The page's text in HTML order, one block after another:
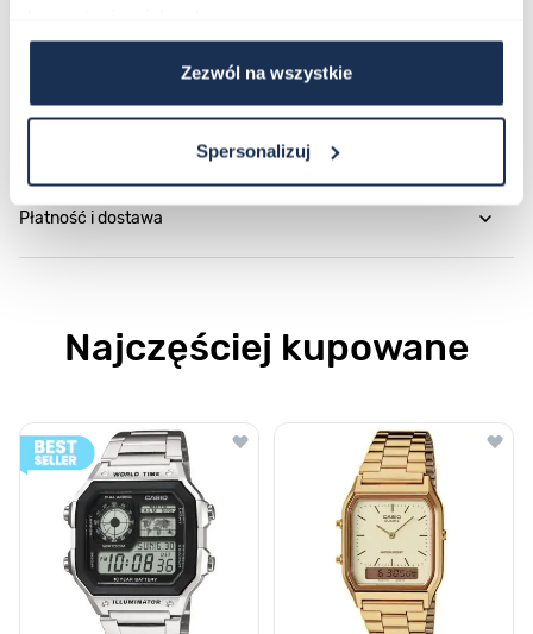
Zezwól na wszystkie
Spersonalizuj
Płatność i dostawa
Najczęściej kupowane
Poruszanie się po elementach karuzeli jest możliwe za pomocą
Naciśnij, aby pominąć karuzelę
Naciśnij, aby przejść do nawigacji karuzeli